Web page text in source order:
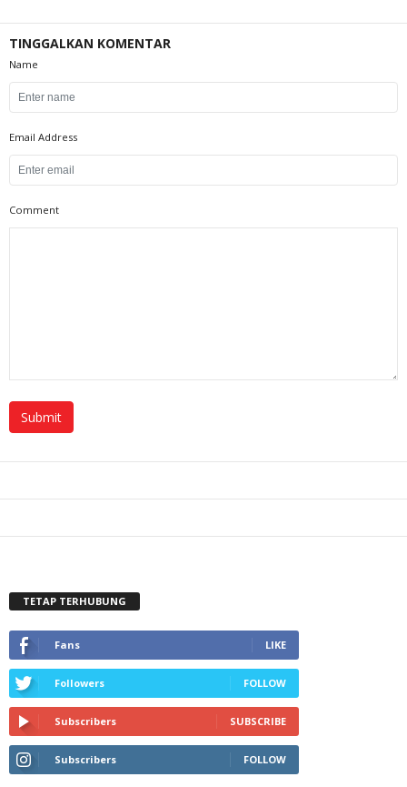
TINGGALKAN KOMENTAR
Name
Email Address
Comment
TETAP TERHUBUNG
Fans LIKE
Followers FOLLOW
Subscribers SUBSCRIBE
Subscribers FOLLOW